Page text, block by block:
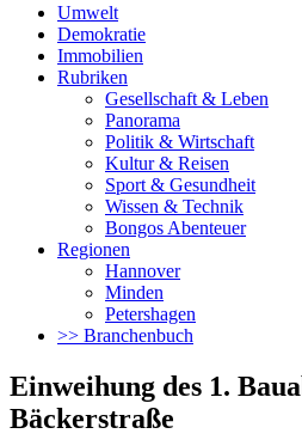
Umwelt
Demokratie
Immobilien
Rubriken
Gesellschaft & Leben
Panorama
Politik & Wirtschaft
Kultur & Reisen
Sport & Gesundheit
Wissen & Technik
Bongos Abenteuer
Regionen
Hannover
Minden
Petershagen
>> Branchenbuch
Einweihung des 1.
Bäckerstraße